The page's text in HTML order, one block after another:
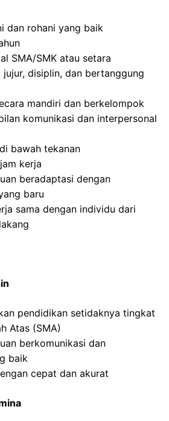
dan rohani yang baik
SMA/SMK atau setara
jujur, disiplin, dan bertanggung
mandiri dan berkelompok
komunikasi dan interpersonal
bawah tekanan
kerja
beradaptasi dengan
baru
sama dengan individu dari
pendidikan setidaknya tingkat
Atas (SMA)
berkomunikasi dan
baik
cepat dan akurat